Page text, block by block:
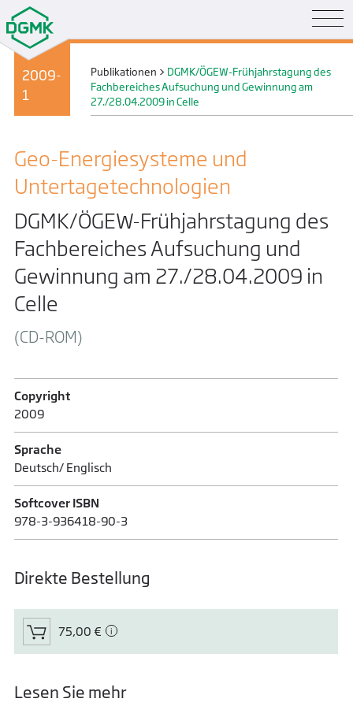
2009-
1
Publikationen > DGMK/ÖGEW-Frühjahrstagung des
Fachbereiches Aufsuchung und Gewinnung am
27./28.04.2009 in Celle
Geo-Energiesysteme und
Untertage­technologien
DGMK/ÖGEW-Frühjahrstagung des
Fachbereiches Aufsuchung und
Gewinnung am 27./28.04.2009 in
Celle
(CD-ROM)
Copyright
2009
Sprache
Deutsch/ Englisch
Softcover ISBN
978-3-936418-90-3
Direkte Bestellung
75,00 €
Lesen Sie mehr